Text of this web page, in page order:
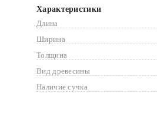
Характеристики
Длина
Ширина
Толщина
Вид древесины
Наличие сучка